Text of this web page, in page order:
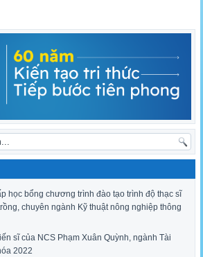
học bổng chương trình đào tạo trình độ thạc sĩ
chuyên ngành Kỹ thuật nông nghiệp thông
sĩ của NCS Phạm Xuân Quỳnh, ngành Tài
2022